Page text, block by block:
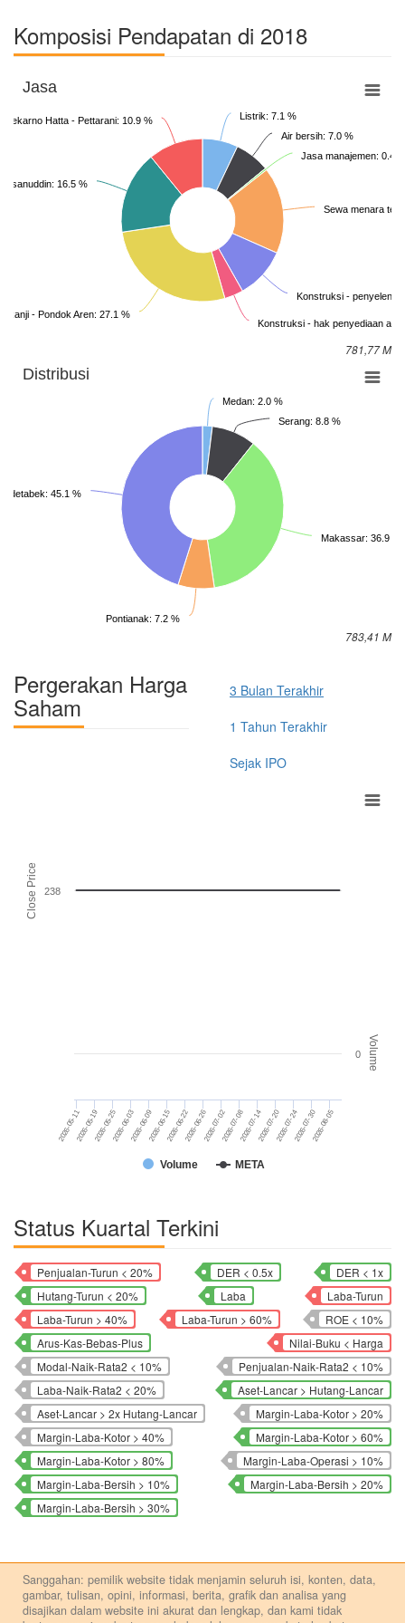
Komposisi Pendapatan di 2018
Jasa
Listrik: 7.1 %
Air bersih: 7.0 %
Jasa manajemen: 0.4
Sewa menara
Konstruksi -
Konstruksi - hak penyediaan air
Ranji - Pondok Aren: 27.1 %
16.5 %
Hatta - Pettarani: 10.9 %
781,77 M
Distribusi
Medan: 2.0 %
Serang: 8.8 %
Makassar: 36.9 %
Pontianak: 7.2 %
45.1 %
783,41 M
Pergerakan Harga
Saham
3 Bulan Terakhir
1 Tahun Terakhir
Sejak IPO
Close Price
Volume
Volume META
2026-05-11 2026-06-03 2026-06-22 2026-07-08 2026-07-24
2026-05-192026-05-25 2026-06-092026-06-15 2026-06-262026-07-02 2026-07-142026-07-20 2026-07-302026-08-05
238
0
Status Kuartal Terkini
Penjualan-Turun < 20% DER < 0.5x
DER < 1x
Hutang-Turun < 20%
Laba
Laba-Turun
Laba-Turun > 40%
Laba-Turun > 60%
ROE < 10%
Arus-Kas-Bebas-Plus
Nilai-Buku < Harga
Modal-Naik-Rata2 < 10%
Penjualan-Naik-Rata2 < 10%
Laba-Naik-Rata2 < 20%
Aset-Lancar > Hutang-Lancar
Aset-Lancar > 2x Hutang-Lancar
Margin-Laba-Kotor > 20%
Margin-Laba-Kotor > 40%
Margin-Laba-Kotor > 60%
Margin-Laba-Kotor > 80%
Margin-Laba-Operasi > 10%
Margin-Laba-Bersih > 10%
Margin-Laba-Bersih > 20%
Margin-Laba-Bersih > 30%
Sanggahan: pemilik website tidak menjamin seluruh isi, konten, data,
gambar, tulisan, opini, informasi, berita, grafik dan analisa yang
disajikan dalam website ini akurat dan lengkap, dan kami tidak